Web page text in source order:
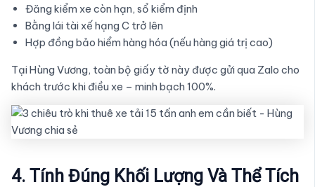
Đăng kiểm xe còn hạn, sổ kiểm định
Bằng lái tài xế hạng C trở lên
Hợp đồng bảo hiểm hàng hóa (nếu hàng giá trị cao)
Tại Hùng Vương, toàn bộ giấy tờ này được gửi qua Zalo cho
khách trước khi điều xe – minh bạch 100%.
4. Tính Đúng Khối Lượng Và Thể Tích